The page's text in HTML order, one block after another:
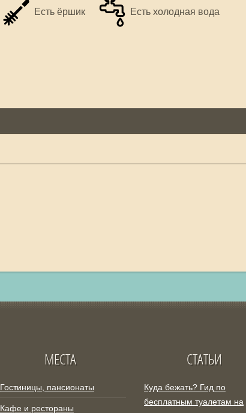
Есть ёршик Есть холодная вода
МЕСТА
Гостиницы, пансионаты
Кафе и рестораны
СТАТЬИ
Куда бежать? Гид по
бесплатным туалетам на